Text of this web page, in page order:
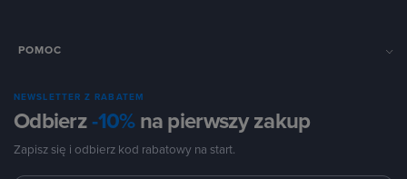
POMOC
NEWSLETTER Z RABATEM
Odbierz-10%na pierwszy zakup
Zapisz się i odbierz kod rabatowy na start.